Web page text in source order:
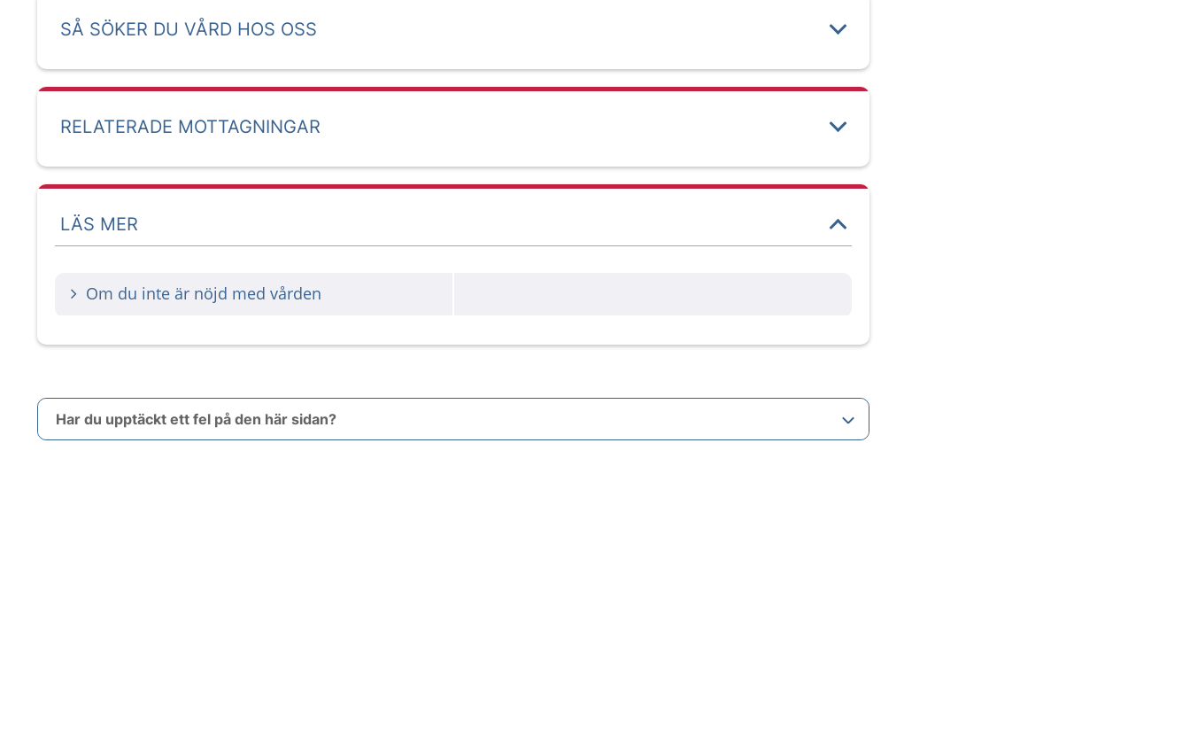
SÅ SÖKER DU VÅRD HOS OSS
RELATERADE MOTTAGNINGAR
LÄS MER
Om du inte är nöjd med vården
Har du upptäckt ett fel på den här sidan?